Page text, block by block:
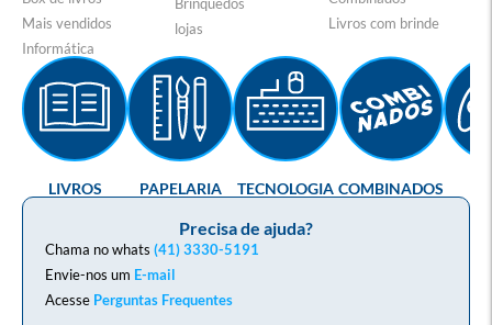
Mais vendidos
Informática
lojas
Livros com brinde
Precisa de ajuda?
Chama no whats (41) 3330-5191
Envie-nos um E-mail
Acesse Perguntas Frequentes
LIVROS PAPELARIA TECNOLOGIA COMBINADOS